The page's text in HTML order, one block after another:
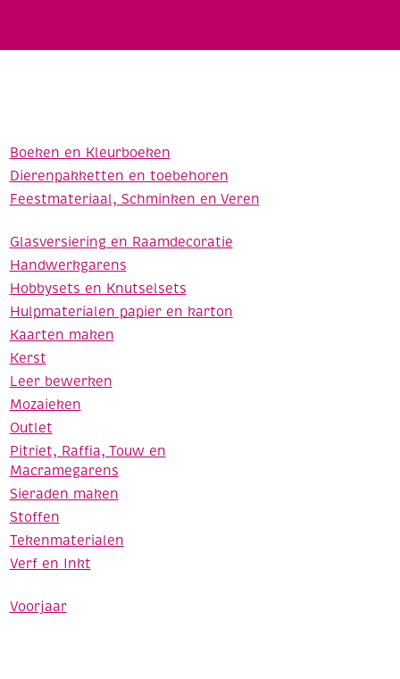
Boeken en Kleurboeken
Dierenpakketten en toebehoren
Feestmateriaal, Schminken en Veren
Glasversiering en Raamdecoratie
Handwerkgarens
Hobbysets en Knutselsets
Hulpmaterialen papier en karton
Kaarten maken
Kerst
Leer bewerken
Mozaieken
Outlet
Pitriet, Raffia, Touw en
Macramegarens
Sieraden maken
Stoffen
Tekenmaterialen
Verf en Inkt
Voorjaar